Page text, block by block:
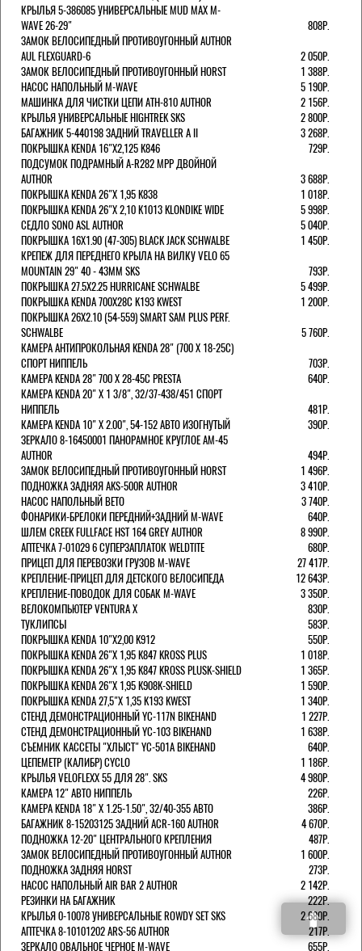
КРЫЛЬЯ 5-386085 УНИВЕРСАЛЬНЫЕ MUD MAX M-
WAVE 26-29"
808Р.
ЗАМОК ВЕЛОСИПЕДНЫЙ ПРОТИВОУГОННЫЙ AUTHOR
AUL FLEXGUARD-6
2 050Р.
ЗАМОК ВЕЛОСИПЕДНЫЙ ПРОТИВОУГОННЫЙ HORST
1 388Р.
НАСОС НАПОЛЬНЫЙ M-WAVE
5 190Р.
МАШИНКА ДЛЯ ЧИСТКИ ЦЕПИ ATH-810 AUTHOR
2 156Р.
КРЫЛЬЯ УНИВЕРСАЛЬНЫЕ HIGHTREK SKS
2 800Р.
БАГАЖНИК 5-440198 ЗАДНИЙ TRAVELLER A II
3 268Р.
ПОКРЫШКА KENDA 16"Х2,125 K846
729Р.
ПОДСУМОК ПОДРАМНЫЙ A-R282 MPP ДВОЙНОЙ
AUTHOR
3 688Р.
ПОКРЫШКА KENDA 26"Х 1,95 K838
1 018Р.
ПОКРЫШКА KENDA 26"Х 2,10 K1013 KLONDIKE WIDE
5 998Р.
СЕДЛО SONO ASL AUTHOR
5 040Р.
ПОКРЫШКА 16X1.90 (47-305) BLACK JACK SCHWALBE
1 450Р.
КРЕПЕЖ ДЛЯ ПЕРЕДНЕГО КРЫЛА НА ВИЛКУ VELO 65
MOUNTAIN 29" 40 - 43ММ SKS
793Р.
ПОКРЫШКА 27.5X2.25 HURRICANE SCHWALBE
5 499Р.
ПОКРЫШКА KENDA 700Х28С K193 KWEST
1 200Р.
ПОКРЫШКА 26X2.10 (54-559) SMART SAM PLUS PERF.
SCHWALBE
5 760Р.
КАМЕРА АНТИПРОКОЛЬНАЯ KENDA 28" (700 Х 18-25C)
СПОРТ НИППЕЛЬ
703Р.
КАМЕРА KENDA 28" 700 Х 28-45С PRESTA
640Р.
КАМЕРА KENDA 20" Х 1 3/8", 32/37-438/451 СПОРТ
НИППЕЛЬ
481Р.
КАМЕРА KENDA 10" Х 2.00", 54-152 АВТО ИЗОГНУТЫЙ
390Р.
ЗЕРКАЛО 8-16450001 ПАНОРАМНОЕ КРУГЛОЕ AM-45
AUTHOR
494Р.
ЗАМОК ВЕЛОСИПЕДНЫЙ ПРОТИВОУГОННЫЙ HORST
1 496Р.
ПОДНОЖКА ЗАДНЯЯ AKS-500R AUTHOR
3 410Р.
НАСОС НАПОЛЬНЫЙ BETO
3 740Р.
ФОНАРИКИ-БРЕЛОКИ ПЕРЕДНИЙ+ЗАДНИЙ M-WAVE
640Р.
ШЛЕМ CREEK FULLFACE HST 164 GREY AUTHOR
8 990Р.
АПТЕЧКА 7-01029 6 СУПЕРЗАПЛАТОК WELDTITE
680Р.
ПРИЦЕП ДЛЯ ПЕРЕВОЗКИ ГРУЗОВ M-WAVE
27 417Р.
КРЕПЛЕНИЕ-ПРИЦЕП ДЛЯ ДЕТСКОГО ВЕЛОСИПЕДА
12 643Р.
КРЕПЛЕНИЕ-ПОВОДОК ДЛЯ СОБАК M-WAVE
3 350Р.
ВЕЛОКОМПЬЮТЕР VENTURA Х
830Р.
ТУКЛИПСЫ
583Р.
ПОКРЫШКА KENDA 10"Х2,00 K912
550Р.
ПОКРЫШКА KENDA 26"Х 1,95 K847 KROSS PLUS
1 018Р.
ПОКРЫШКА KENDA 26"Х 1,95 K847 KROSS PLUSK-SHIELD
1 365Р.
ПОКРЫШКА KENDA 26"Х 1,95 K908K-SHIELD
1 590Р.
ПОКРЫШКА KENDA 27,5"Х 1,35 K193 KWEST
1 340Р.
СТЕНД ДЕМОНСТРАЦИОННЫЙ YC-117N BIKEHAND
1 227Р.
СТЕНД ДЕМОНСТРАЦИОННЫЙ YC-103 BIKEHAND
1 638Р.
СЪЕМНИК КАССЕТЫ "ХЛЫСТ" YC-501A BIKEHAND
640Р.
ЦЕПЕМЕТР (КАЛИБР) CYCLO
1 186Р.
КРЫЛЬЯ VELOFLEXX 55 ДЛЯ 28". SKS
4 980Р.
КАМЕРА 12" АВТО НИППЕЛЬ
226Р.
КАМЕРА KENDA 18" Х 1.25-1.50", 32/40-355 АВТО
386Р.
БАГАЖНИК 8-15203125 ЗАДНИЙ ACR-160 AUTHOR
4 670Р.
ПОДНОЖКА 12-20" ЦЕНТРАЛЬНОГО КРЕПЛЕНИЯ
487Р.
ЗАМОК ВЕЛОСИПЕДНЫЙ ПРОТИВОУГОННЫЙ AUTHOR
1 600Р.
ПОДНОЖКА ЗАДНЯЯ HORST
273Р.
НАСОС НАПОЛЬНЫЙ AIR BAR 2 AUTHOR
2 142Р.
РЕЗИНКИ НА БАГАЖНИК
222Р.
КРЫЛЬЯ 0-10078 УНИВЕРСАЛЬНЫЕ ROWDY SET SKS
2 680Р.
АПТЕЧКА 8-10101202 ARS-56 AUTHOR
217Р.
ЗЕРКАЛО ОВАЛЬНОЕ ЧЕРНОЕ M-WAVE
655Р.